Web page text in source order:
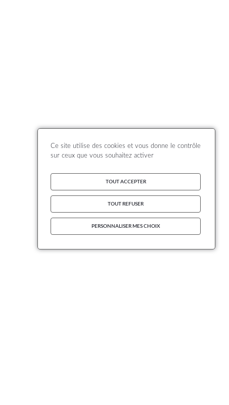
Ce site utilise des cookies et vous donne le contrôle
sur ceux que vous souhaitez activer
TOUT ACCEPTER
TOUT REFUSER
PERSONNALISER MES CHOIX